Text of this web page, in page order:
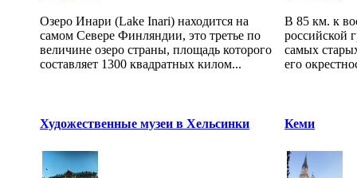
Озеро Инари (Lake Inari) находится на
самом Севере Финляндии, это третье по
величине озеро страны, площадь которого
составляет 1300 квадратных килом...
В 85 км. к
российской
самых
его
Художественные музеи в Хельсинки Кеми